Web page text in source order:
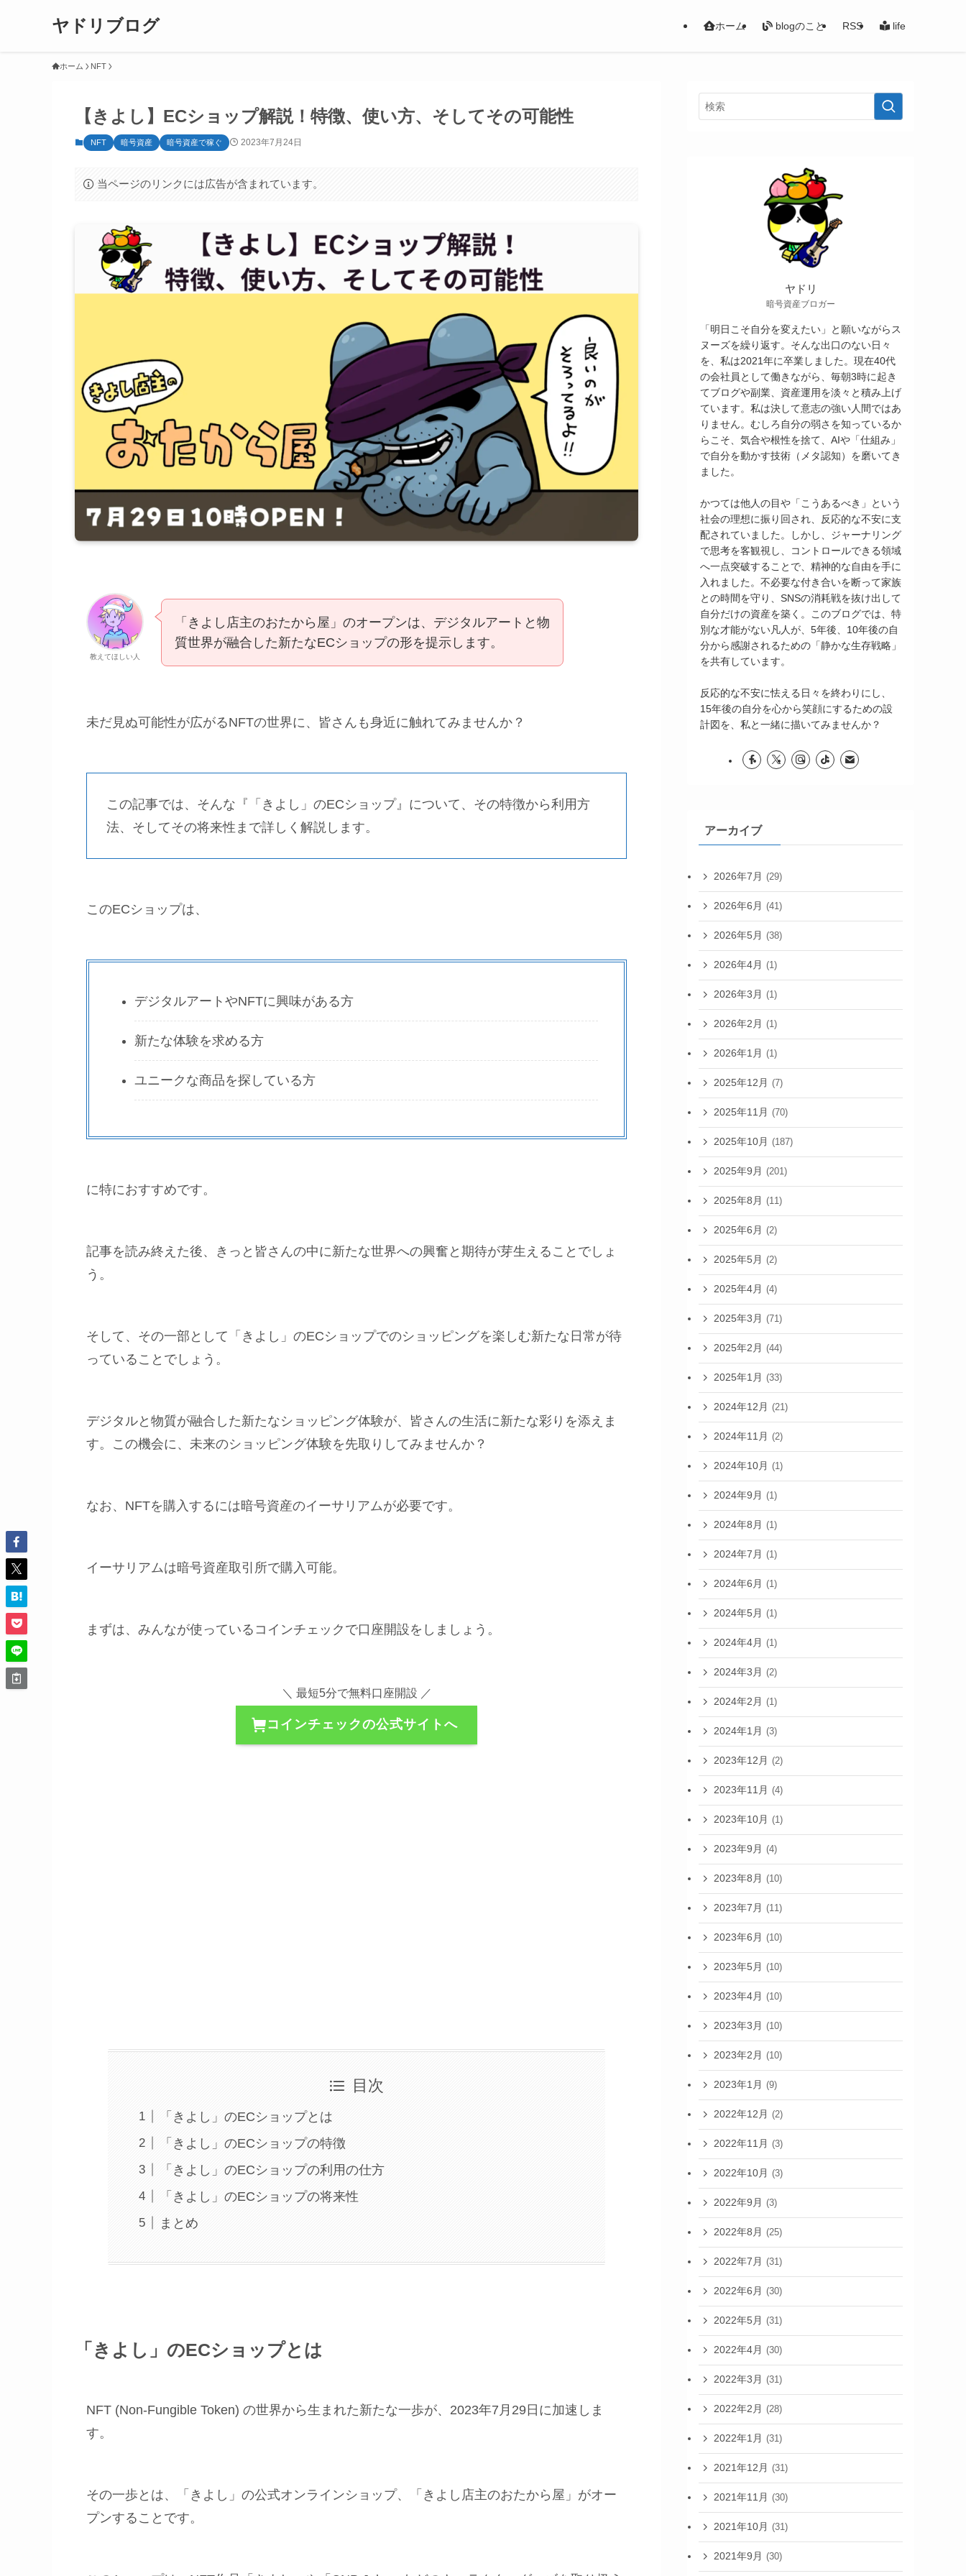
ヤドリブログ ホーム blogのこと RSS life
ホーム NFT
【きよし】ECショップ解説！特徴、使い方、そしてその可能性
NFT 暗号資産 暗号資産で稼ぐ 2023年7月24日
当ページのリンクには広告が含まれています。
教えてほしい人
「きよし店主のおたから屋」のオープンは、デジタルアートと物
質世界が融合した新たなECショップの形を提示します。
未だ見ぬ可能性が広がるNFTの世界に、皆さんも身近に触れてみませんか？
この記事では、そんな『「きよし」のECショップ』について、その特徴から利用方
法、そしてその将来性まで詳しく解説します。
このECショップは、
デジタルアートやNFTに興味がある方
新たな体験を求める方
ユニークな商品を探している方
に特におすすめです。
記事を読み終えた後、きっと皆さんの中に新たな世界への興奮と期待が芽生えることでしょ
う。
そして、その一部として「きよし」のECショップでのショッピングを楽しむ新たな日常が待
っていることでしょう。
デジタルと物質が融合した新たなショッピング体験が、皆さんの生活に新たな彩りを添えま
す。この機会に、未来のショッピング体験を先取りしてみませんか？
なお、NFTを購入するには暗号資産のイーサリアムが必要です。
イーサリアムは暗号資産取引所で購入可能。
まずは、みんなが使っているコインチェックで口座開設をしましょう。
＼ 最短5分で無料口座開設 ／
コインチェックの公式サイトへ
目次
「きよし」のECショップとは
「きよし」のECショップの特徴
「きよし」のECショップの利用の仕方
「きよし」のECショップの将来性
まとめ
「きよし」のECショップとは
NFT (Non-Fungible Token) の世界から生まれた新たな一歩が、2023年7月29日に加速しま
す。
その一歩とは、「きよし」の公式オンラインショップ、「きよし店主のおたから屋」がオー
プンすることです。
ヤドリ
暗号資産ブロガー
「明日こそ自分を変えたい」と願いながらス
ヌーズを繰り返す。そんな出口のない日々
を、私は2021年に卒業しました。現在40代
の会社員として働きながら、毎朝3時に起き
てブログや副業、資産運用を淡々と積み上げ
ています。私は決して意志の強い人間ではあ
りません。むしろ自分の弱さを知っているか
らこそ、気合や根性を捨て、AIや「仕組み」
で自分を動かす技術（メタ認知）を磨いてき
ました。
かつては他人の目や「こうあるべき」という
社会の理想に振り回され、反応的な不安に支
配されていました。しかし、ジャーナリング
で思考を客観視し、コントロールできる領域
へ一点突破することで、精神的な自由を手に
入れました。不必要な付き合いを断って家族
との時間を守り、SNSの消耗戦を抜け出して
自分だけの資産を築く。このブログでは、特
別な才能がない凡人が、5年後、10年後の自
分から感謝されるための「静かな生存戦略」
を共有しています。
反応的な不安に怯える日々を終わりにし、
15年後の自分を心から笑顔にするための設
計図を、私と一緒に描いてみませんか？
アーカイブ
2026年7月 (29)
2026年6月 (41)
2026年5月 (38)
2026年4月 (1)
2026年3月 (1)
2026年2月 (1)
2026年1月 (1)
2025年12月 (7)
2025年11月 (70)
2025年10月 (187)
2025年9月 (201)
2025年8月 (11)
2025年6月 (2)
2025年5月 (2)
2025年4月 (4)
2025年3月 (71)
2025年2月 (44)
2025年1月 (33)
2024年12月 (21)
2024年11月 (2)
2024年10月 (1)
2024年9月 (1)
2024年8月 (1)
2024年7月 (1)
2024年6月 (1)
2024年5月 (1)
2024年4月 (1)
2024年3月 (2)
2024年2月 (1)
2024年1月 (3)
2023年12月 (2)
2023年11月 (4)
2023年10月 (1)
2023年9月 (4)
2023年8月 (10)
2023年7月 (11)
2023年6月 (10)
2023年5月 (10)
2023年4月 (10)
2023年3月 (10)
2023年2月 (10)
2023年1月 (9)
2022年12月 (2)
2022年11月 (3)
2022年10月 (3)
2022年9月 (3)
2022年8月 (25)
2022年7月 (31)
2022年6月 (30)
2022年5月 (31)
2022年4月 (30)
2022年3月 (31)
2022年2月 (28)
2022年1月 (31)
2021年12月 (31)
2021年11月 (30)
2021年10月 (31)
2021年9月 (30)